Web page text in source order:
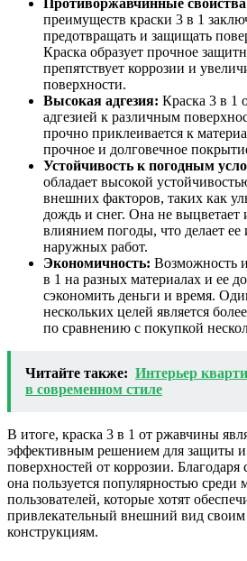
Противоржавчинные
преимуществ краски 3 в 1
предотвращать и защищать
Краска образует прочное
препятствует коррозии и
поверхности.
Высокая адгезия: Краска 3 в 1
адгезией к различным
прочно приклеивается к
прочное и долговечное
Устойчивость к погодным
обладает высокой
внешних факторов, таких как
дождь и снег. Она не выцветает
влиянием погоды, что делает
наружных работ.
Экономичность: Возможность
в 1 на разных материалах и ее
сэкономить деньги и время.
нескольких целей является
по сравнению с покупкой
Читайте также: Интерьер
в современном стиле
В итоге, краска 3 в 1 от ржавчины
эффективным решением для защиты и
поверхностей от коррозии.
она пользуется популярностью
пользователей, которые хотят
привлекательный внешний вид своим
конструкциям.